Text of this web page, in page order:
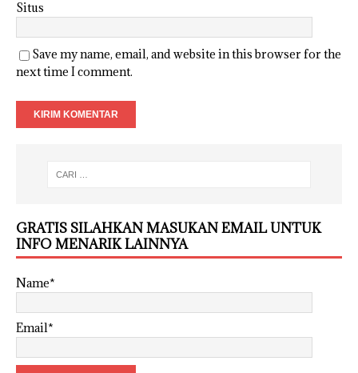
Situs
Save my name, email, and website in this browser for the
next time I comment.
GRATIS SILAHKAN MASUKAN EMAIL UNTUK
INFO MENARIK LAINNYA
Name*
Email*